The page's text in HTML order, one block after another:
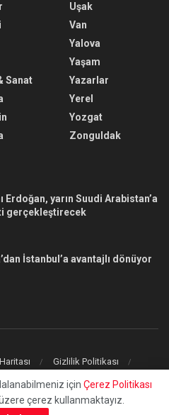
Sanat
Uşak
Van
Yalova
Yaşam
Yazarlar
Yerel
Yozgat
Zonguldak
Erdoğan, yarın Suudi Arabistan’a
gerçekleştirecek
İstanbul’a avantajlı dönüyor
Gizlilik Politikası
için Çerez Politikası
çerez kullanmaktayız.